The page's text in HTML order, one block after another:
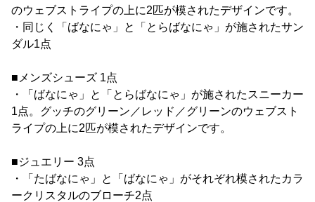
のウェブストライプの上に2匹が模されたデザインです。
・同じく「ばなにゃ」と「とらばなにゃ」が施されたサン
ダル1点
■メンズシューズ 1点
・「ばなにゃ」と「とらばなにゃ」が施されたスニーカー
1点。グッチのグリーン／レッド／グリーンのウェブスト
ライプの上に2匹が模されたデザインです。
■ジュエリー 3点
・「たばなにゃ」と「ばなにゃ」がそれぞれ模されたカラ
ークリスタルのブローチ2点